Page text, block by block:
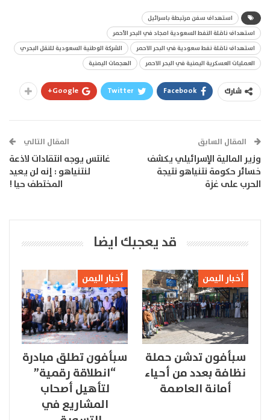
استهداف سفن مرتبطة باسرائيل
استهداف ناقلة النفط السعودية امجاد في البحر الأحمر
استهداف ناقلة نفط سعودية في البحر الاحمر
الشركة الوطنية السعودية للنقل البحري
العمليات العسكرية اليمنية في البحر الاحمر
الهجمات اليمنية
شارك Facebook
Twitter
Google+
المقال السابق
وزير المالية الإسرائيلي يكشف
خسائر حكومة نتنياهو نتيجة
الحرب على غزة
المقال التالي
غانتس يوجه انتقادات لاذعة
لنتنياهو : إنه لن يعيد
المختطف حيا !
قد يعجبك ايضا
أخبار اليمن
سبأفون تدشن حملة
نظافة بعدد من أحياء
أمانة العاصمة
أخبار اليمن
سبأفون تطلق مبادرة
“انطلاقة رقمية”
لتأهيل أصحاب
المشاريع في